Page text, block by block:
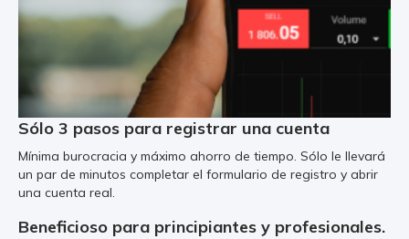
Sólo 3 pasos para registrar una cuenta
Mínima burocracia y máximo ahorro de tiempo. Sólo le llevará
un par de minutos completar el formulario de registro y abrir
una cuenta real.
Beneficioso para principiantes y profesionales.